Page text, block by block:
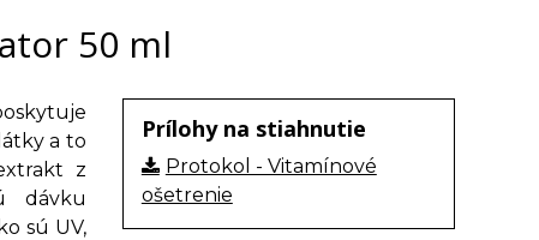
50 ml
Prílohy na stiahnutie
Protokol - Vitamínové
ošetrenie
a to
z
dávku
sú UV,